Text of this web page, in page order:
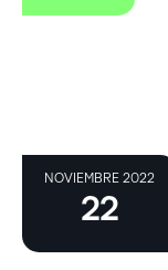
NOVIEMBRE 2022
22